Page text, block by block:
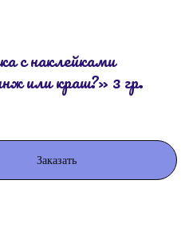
с наклейками
или краш?» 3 гр.
Заказать